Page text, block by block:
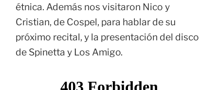
étnica. Además nos visitaron Nico y
Cristian, de Cospel, para hablar de su
próximo recital, y la presentación del disco
de Spinetta y Los Amigo.